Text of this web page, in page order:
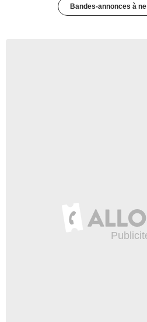
Bandes-annonces à